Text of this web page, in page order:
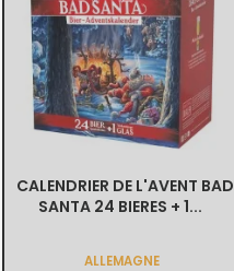
CALENDRIER DE L'AVENT BAD
SANTA 24 BIERES + 1...
ALLEMAGNE